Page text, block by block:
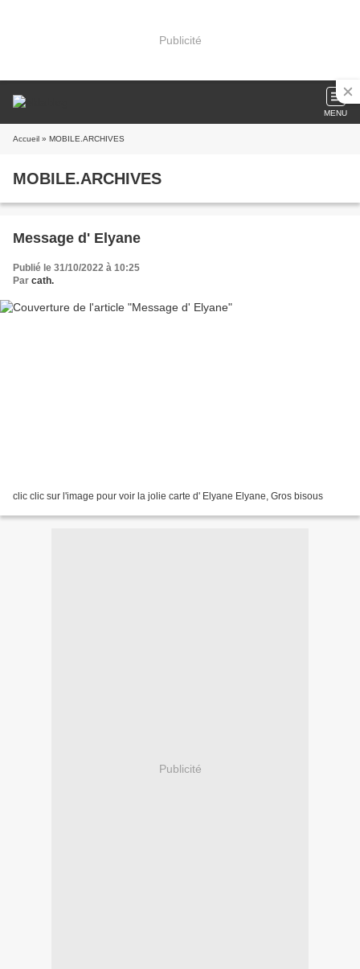
Publicité
MENU
Accueil » MOBILE.ARCHIVES
MOBILE.ARCHIVES
Message d' Elyane
Publié le 31/10/2022 à 10:25
Par cath.
clic clic sur l'image pour voir la jolie carte d' Elyane Elyane, Gros bisous
Publicité